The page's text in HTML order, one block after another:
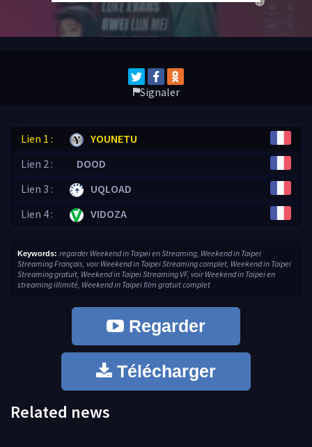
Signaler
Lien 1 :
YOUNETU
Lien 2 :
DOOD
Lien 3 :
UQLOAD
Lien 4 :
VIDOZA
Keywords: regarder Weekend in Taipei en Streaming, Weekend in Taipei
Streaming Français, voir Weekend in Taipei Streaming complet, Weekend in Taipei
Streaming gratuit, Weekend in Taipei Streaming VF, voir Weekend in Taipei en
streaming illimité, Weekend in Taipei film gratuit complet
Regarder
Télécharger
Related news